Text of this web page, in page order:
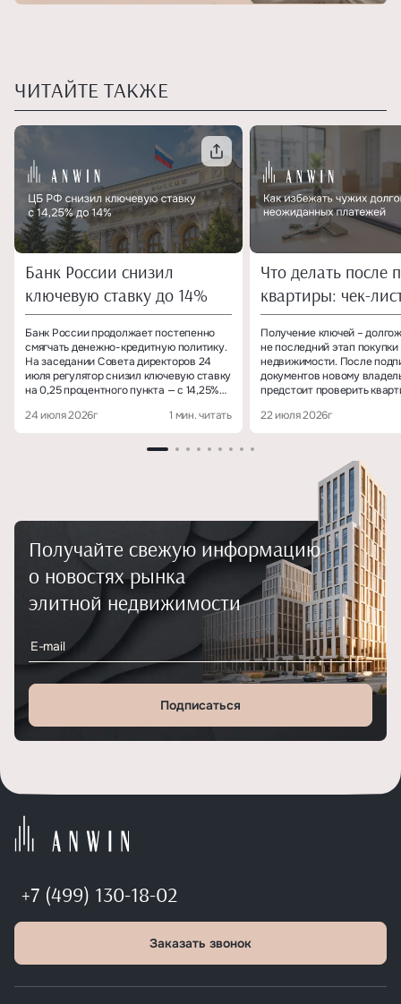
ЧИТАЙТЕ ТАКЖЕ
Банк России снизил
ключевую ставку до 14%
Банк России продолжает постепенно
смягчать денежно-кредитную политику.
На заседании Совета директоров 24
июля регулятор снизил ключевую ставку
на 0,25 процентного пункта — с 14,25%
24 июля 2026г 1 мин. читать
Что делать после
квартиры: чек-
собственника
Получение ключей –
не последний этап покупки
недвижимости. После
документов новому
предстоит проверить
переоформить
государственных реестрах.
Разберём, что делать
ключей от квартиры и
желательно решить в
22 июля 2026г
Получайте свежую информацию
о новостях рынка
элитной недвижимости
Подписаться
+7 (499) 130-18-02
Заказать звонок